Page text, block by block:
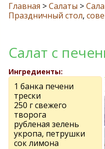
Главная >Салаты >
Праздничный стол,
Салат с
Ингредиенты:
1 банка печени
трески
250 г свежего
творога
рубленая зелень
укропа, петрушки
сок лимона